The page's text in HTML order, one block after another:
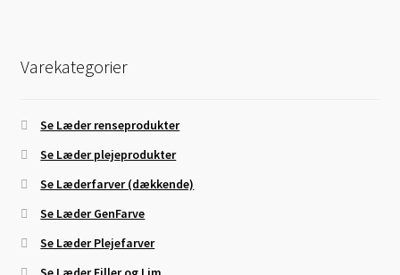
Varekategorier
Se Læder renseprodukter
Se Læder plejeprodukter
Se Læderfarver (dækkende)
Se Læder GenFarve
Se Læder Plejefarver